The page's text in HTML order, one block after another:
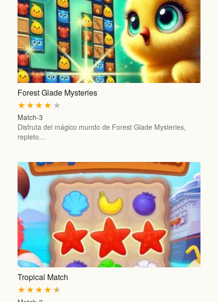
Forest Glade Mysteries
★
★
★
★
★
Match-3
Disfruta del mágico mundo de Forest Glade Mysteries,
repleto…
Tropical Match
★
★
★
★
★